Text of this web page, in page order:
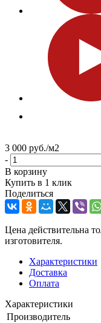
3 000 руб./м2
-
В корзину
Купить в 1 клик
Поделиться
Цена действительна
изготовителя.
Характеристики
Доставка
Оплата
Характеристики
Производитель